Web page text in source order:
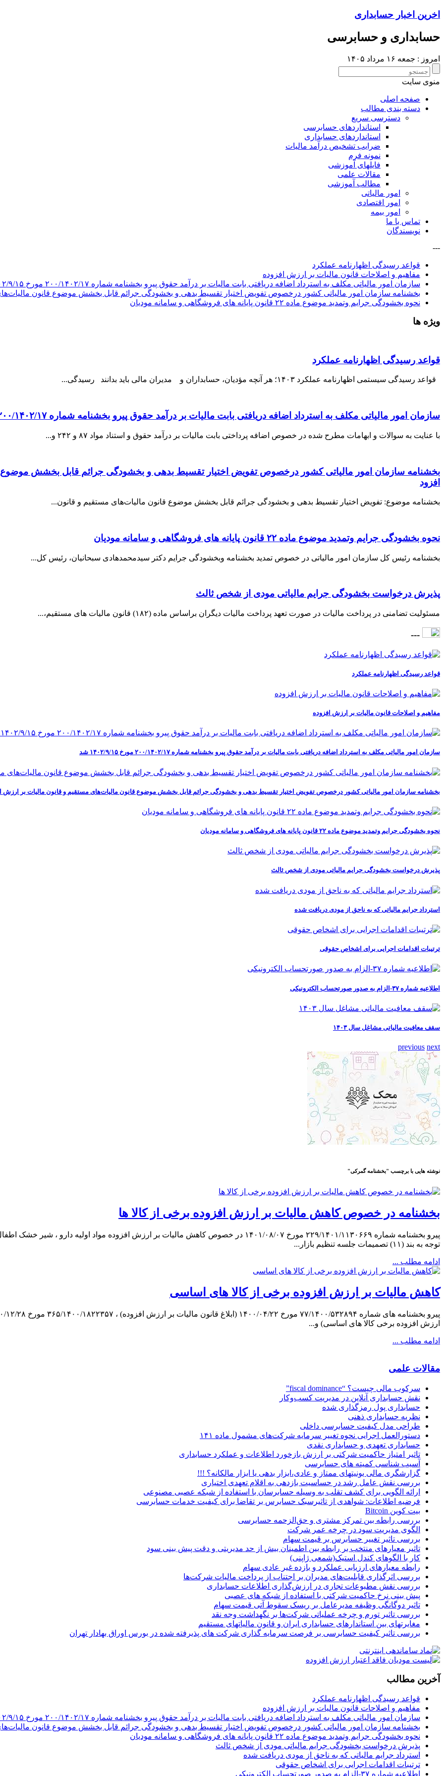
اخرین اخبار حسابداری
حسابداری و حسابرسی
امروز : جمعه ۱۶ مرداد ۱۴۰۵
منوی سایت
صفحه اصلی
دسته بندی مطالب
دسترسی سریع
استانداردهای حسابرسی
استانداردهای حسابداری
ضرایب تشخیص درآمد مالیات
نمونه فرم
فایلهای آموزشی
مقالات علمی
مطالب آموزشی
امور مالیاتی
امور اقتصادی
امور بیمه
تماس با ما
نویسندگان
---
قواعد رسیدگی اظهارنامه عملکرد
مفاهیم و اصلاحات قانون مالیات بر ارزش افزوده
سازمان امور مالیاتی مکلف به استرداد اضافه دریافتی بابت مالیات بر درآمد حقوق پیرو بخشنامه شماره ۲۰۰/۱۴۰۲/۱۷ مورخ ۱۴۰۲/۹/۱۵ شد
بخشنامه سازمان امور مالیاتی کشور درخصوص تفویض اختیار تقسیط بدهی و بخشودگی جرائم قابل بخشش موضوع قانون
نحوه بخشودگی جرایم وتمدید موضوع ماده ۲۲ قانون پایانه های فروشگاهی و سامانه مودیان
ویژه ها
قواعد رسیدگی اظهارنامه عملکرد
قواعد رسیدگی سیستمی اظهارنامه عملکرد ۱۴۰۳؛ هر آنچه مؤدیان، حسابداران و مدیران مالی باید بدانند رسیدگی...
سازمان امور مالیاتی مکلف به استرداد اضافه دریافتی بابت مالیات بر درآمد حقوق پیرو بخشنامه شماره ۲۰۰/۱۴۰۲/۱۷ مورخ ۱۴۰۲/۹/۱۵ شد
با عنایت به سوالات و ابهامات مطرح شده در خصوص اضافه پرداختی بابت مالیات بر درآمد حقوق و استناد مواد ۸۷ و ۲۴۲ و...
بخشنامه سازمان امور مالیاتی کشور درخصوص تفویض اختیار تقسیط بدهی و بخشودگی جرائم قابل بخشش موضوع
افزود
بخشنامه موضوع: تفویض اختیار تقسیط بدهی و بخشودگی جرائم قابل بخشش موضوع قانون مالیات‌های مستقیم و قانون...
نحوه بخشودگی جرایم وتمدید موضوع ماده ۲۲ قانون پایانه های فروشگاهی و سامانه مودیان
بخشنامه رئیس کل سازمان امور مالیاتی در خصوص تمدید بخشنامه وبخشودگی جرایم دکتر سیدمحمدهادی سبحانیان، رئیس کل...
پذیرش درخواست بخشودگی جرایم مالیاتی مودی از شخص ثالث
مسئولیت تضامنی در پرداخت مالیات در صورت تعهد پرداخت مالیات دیگران براساس ماده (۱۸۲) قانون مالیات های مستقیم،...
---
قواعد رسیدگی اظهارنامه عملکرد
مفاهیم و اصلاحات قانون مالیات بر ارزش افزوده
سازمان امور مالیاتی مکلف به استرداد اضافه دریافتی بابت مالیات بر درآمد حقوق پیرو بخشنامه شماره ۲۰۰/۱۴۰۲/۱۷ مورخ ۱۴۰۲/۹/۱۵ شد
بخشنامه سازمان امور مالیاتی کشور درخصوص تفویض اختیار تقسیط بدهی و بخشودگی جرائم قابل بخشش موضوع قانون مالیات‌های مستقیم و قانون مالیات بر ارزش
نحوه بخشودگی جرایم وتمدید موضوع ماده ۲۲ قانون پایانه های فروشگاهی و سامانه مودیان
پذیرش درخواست بخشودگی جرایم مالیاتی مودی از شخص ثالث
استرداد جرایم مالیاتی که به ناحق از مودی دریافت شده
ترتیبات اقدامات اجرایی برای اشخاص حقوقی
اطلاعیه شماره ۳۷-الزام به صدور صورتحساب الکترونیکی
سقف معافیت مالیاتی مشاغل سال ۱۴۰۳
previous next
نوشته هایی با برچسب "بخشنامه گمرکی"
بخشنامه در خصوص کاهش مالیات بر ارزش افزوده برخی از کالا ها
پیرو بخشنامه شماره ۲۲۹/۱۴۰۱/۱۱۳۰۶۶۹ مورخ ۱۴۰۱/۰۸/۰۷ در خصوص کاهش مالیات بر ارزش افزوده
توجه به بند (۱۱) تصمیمات جلسه تنظیم بازار...
ادامه مطلب ...
کاهش مالیات بر ارزش افزوده برخی از کالا های اساسی
ارزش افزوده برخی کالا های اساسی) و...
ادامه مطلب ...
مقالات علمی
سرکوب مالی چیست؟ “fiscal dominance”
نقش حسابداری آنلاین در مدیریت کسب‌وکار
حسابداری پول‌ رمزگذاری شده
نظریه حسابداری ذهنی
طراحی مدل کیفیت حسابرسی داخلی
دستورالعمل اجرایی نحوه تغییر سرمایه شرکت‌های مشمول ماده ۱۴۱
حسابداری تعهدی و حسابداری نقدی
تاثیر امتیاز حاکمیت شرکتی بر ارزش بازخورد اطلاعات و عملکرد حسابداری
آسیب شناسی کمیته های حسابرسی
گزارشگری مالی یونیت‎های ممتاز و عادی،ابزار بدهی یا ابزار مالکانه؟ !!!
بررسی نقش عامل رشد در حساسیت بازدهی به اقلام تعهدی اختیاری
ارائه الگویی برای کشف تقلب به وسیله حسابرسان با استفاده از شبکه عصبی مصنوعی
فرضیه اطلاعات: شواهدی از تاثیرسبک حسابرس بر تقاضا برای کیفیت خدمات حسابرسی
بیت‌ کوین Bitcoin
بررسی رابطه بین تمرکز مشتری و حق‌الزحمه حسابرسی
الگوی مدیریت سود در چرخه عمر شرکت
بررسی تاثیر تغییر حسابرس بر قیمت سهام
تاثیر معیارهای منتخب بر رابطه بین اطمینان بیش از حد مدیریتی و دقت پیش بینی سود
کار با الگوهای کندل استیک(شمعی ژاپنی)
رابطه معیارهای ارزیابی عملکرد و بازده غیر عادی سهام
بررسی اثرگذاری قابلیت‌های مدیران بر اجتناب از پرداخت مالیات شرکت‌ها
بررسی نقش مطبوعات تجاری در ارزش‌گذاری اطلاعات حسابداری
پیش بینی نرخ حاکمیت شرکتی با استفاده از شبکه های عصبی
تاثیر دوگانگی وظیفه مدیرعامل بر ریسک سقوط آتی قیمت سهام
بررسی تاثیر تورم و چرخه عملیاتی شرکت‌ها بر نگهداشت وجه نقد
مغایرتهای بین استاندارهای حسابداری ایران و قانون مالیاتهای مستقیم
بررسی تاثیر کیفیت حسابرسی بر فرصت سرمایه گذاری شرکت های پذیرفته شده در بورس اوراق بهادار تهران
آخرین مطالب
قواعد رسیدگی اظهارنامه عملکرد
مفاهیم و اصلاحات قانون مالیات بر ارزش افزوده
سازمان امور مالیاتی مکلف به استرداد اضافه دریافتی بابت مالیات بر درآمد حقوق پیرو بخشنامه شماره ۲۰۰/۱۴۰۲/۱۷ مورخ ۱۴۰۲/۹/۱۵ شد
بخشنامه سازمان امور مالیاتی کشور درخصوص تفویض اختیار تقسیط بدهی و بخشودگی جرائم قابل بخشش موضوع قانون
نحوه بخشودگی جرایم وتمدید موضوع ماده ۲۲ قانون پایانه های فروشگاهی و سامانه مودیان
پذیرش درخواست بخشودگی جرایم مالیاتی مودی از شخص ثالث
استرداد جرایم مالیاتی که به ناحق از مودی دریافت شده
ترتیبات اقدامات اجرایی برای اشخاص حقوقی
اطلاعیه شماره ۳۷-الزام به صدور صورتحساب الکترونیکی